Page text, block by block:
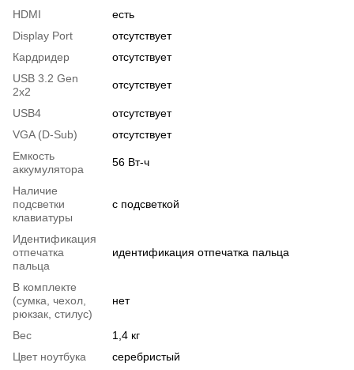
HDMI
есть
Display Port
отсутствует
Кардридер
отсутствует
USB 3.2 Gen
2x2
отсутствует
USB4
отсутствует
VGA (D-Sub)
отсутствует
Емкость
аккумулятора
56 Вт-ч
Наличие
подсветки
клавиатуры
с подсветкой
Идентификация
отпечатка
пальца
идентификация отпечатка пальца
В комплекте
(сумка, чехол,
рюкзак, стилус)
нет
Вес
1,4 кг
Цвет ноутбука
серебристый